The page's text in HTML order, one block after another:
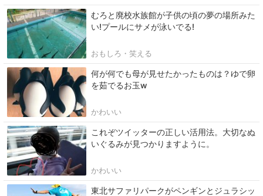
むろと廃校水族館が子供の頃の夢の場所みた
い!プールにサメが泳いでる!
おもしろ・笑える
何が何でも母が見せたかったものは？ゆで卵
を茹でるお玉w
かわいい
これぞツイッターの正しい活用法。大切なぬ
いぐるみが見つかりますように。
かわいい
東北サファリパークがペンギンとジュラシッ